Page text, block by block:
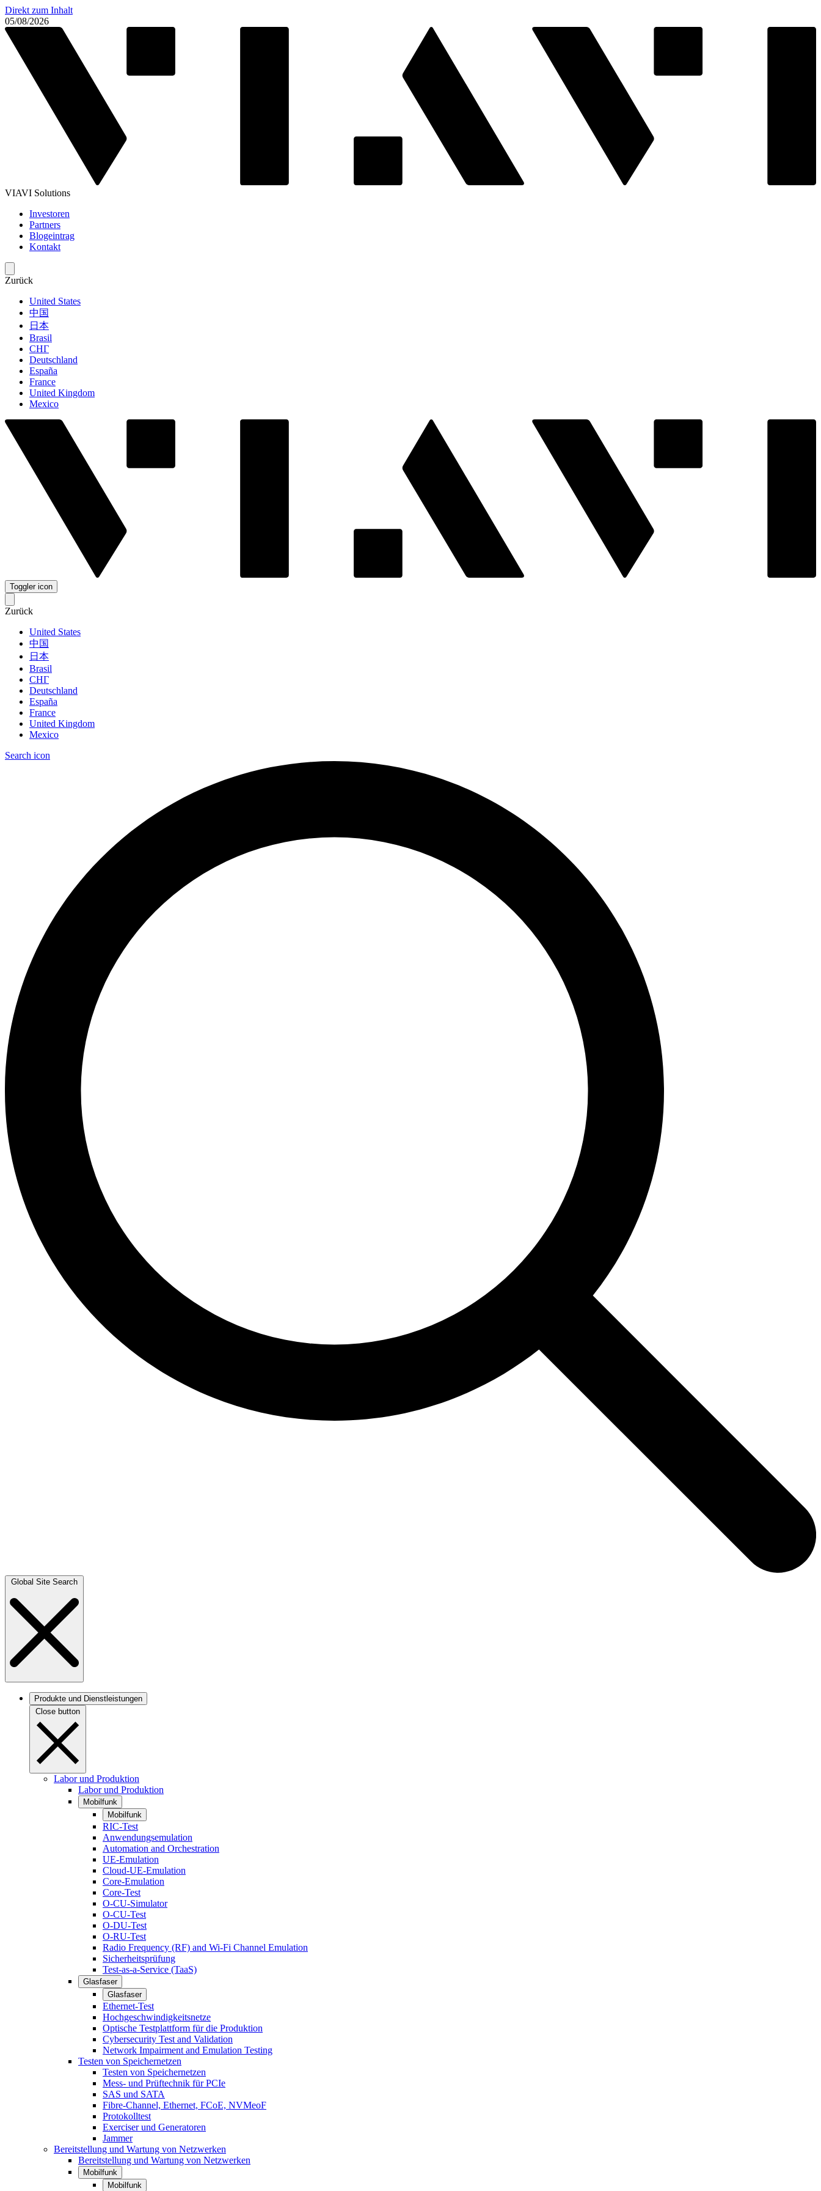
Direkt zum Inhalt
05/08/2026
VIAVI Solutions
Investoren
Partners
Blogeintrag
Kontakt
Zurück
United States
中国
日本
Brasil
СНГ
Deutschland
España
France
United Kingdom
Mexico
Toggler icon
Zurück
United States
中国
日本
Brasil
СНГ
Deutschland
España
France
United Kingdom
Mexico
Search icon
Global Site Search
Produkte und Dienstleistungen
Close button
Labor und Produktion
Labor und Produktion
Mobilfunk
Mobilfunk
RIC-Test
Anwendungsemulation
Automation and Orchestration
UE-Emulation
Cloud-UE-Emulation
Core-Emulation
Core-Test
O-CU-Simulator
O-CU-Test
O-DU-Test
O-RU-Test
Radio Frequency (RF) and Wi-Fi Channel Emulation
Sicherheitsprüfung
Test-as-a-Service (TaaS)
Glasfaser
Glasfaser
Ethernet-Test
Hochgeschwindigkeitsnetze
Optische Testplattform für die Produktion
Cybersecurity Test and Validation
Network Impairment and Emulation Testing
Testen von Speichernetzen
Testen von Speichernetzen
Mess- und Prüftechnik für PCIe
SAS und SATA
Fibre-Channel, Ethernet, FCoE, NVMeoF
Protokolltest
Exerciser und Generatoren
Jammer
Bereitstellung und Wartung von Netzwerken
Bereitstellung und Wartung von Netzwerken
Mobilfunk
Mobilfunk